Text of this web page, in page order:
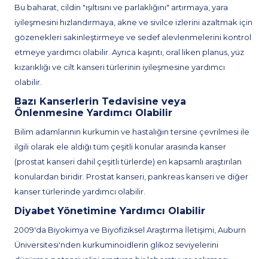
Bu baharat, cildin "ışıltısını ve parlaklığını" artırmaya, yara
iyileşmesini hızlandırmaya, akne ve sivilce izlerini azaltmak için
gözenekleri sakinleştirmeye ve sedef alevlenmelerini kontrol
etmeye yardımcı olabilir. Ayrıca kaşıntı, oral liken planus, yüz
kızarıklığı ve cilt kanseri türlerinin iyileşmesine yardımcı
olabilir.
Bazı Kanserlerin Tedavisine veya
Önlenmesine Yardımcı Olabilir
Bilim adamlarının kurkumin ve hastalığın tersine çevrilmesi ile
ilgili olarak ele aldığı tüm çeşitli konular arasında kanser
(prostat kanseri dahil çeşitli türlerde) en kapsamlı araştırılan
konulardan biridir. Prostat kanseri, pankreas kanseri ve diğer
kanser türlerinde yardımcı olabilir.
Diyabet Yönetimine Yardımcı Olabilir
2009'da Biyokimya ve Biyofiziksel Araştırma İletişimi, Auburn
Üniversitesi'nden kurkuminoidlerin glikoz seviyelerini